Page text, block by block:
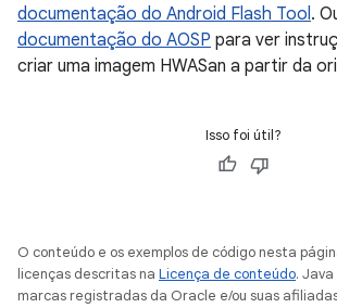
documentação do Android Flash Tool .
documentação do AOSP para ver
criar uma imagem HWASan a partir da
Isso foi útil?
O conteúdo e os exemplos de código nesta
licenças descritas na Licença de conteúdo.
marcas registradas da Oracle e/ou suas